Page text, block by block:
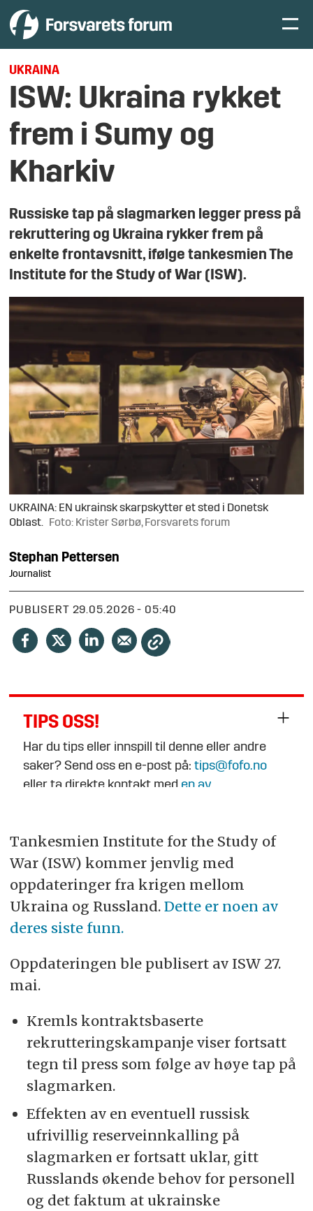
UKRAINA
ISW: Ukraina rykket
frem i Sumy og
Kharkiv
Russiske tap på slagmarken legger press på
rekruttering og Ukraina rykker frem på
enkelte frontavsnitt, ifølge tankesmien The
Institute for the Study of War (ISW).
UKRAINA: EN ukrainsk skarpskytter et sted i Donetsk
Oblast.
Foto: Krister Sørbø, Forsvarets forum
Stephan Pettersen
Journalist
PUBLISERT 29.05.2026 - 05:40
TIPS OSS!
Har du tips eller innspill til denne eller andre
saker? Send oss en e-post på:tips@fofo.no
eller ta direkte kontakt med en av
Tankesmien Institute for the Study of
War (ISW) kommer jenvlig med
oppdateringer fra krigen mellom
Ukraina og Russland. Dette er noen av
deres siste funn.
Oppdateringen ble publisert av ISW 27.
mai.
Kremls kontraktsbaserte
rekrutteringskampanje viser fortsatt
tegn til press som følge av høye tap på
slagmarken.
Effekten av en eventuell russisk
ufrivillig reserveinnkalling på
slagmarken er fortsatt uklar, gitt
Russlands økende behov for personell
og det faktum at ukrainske